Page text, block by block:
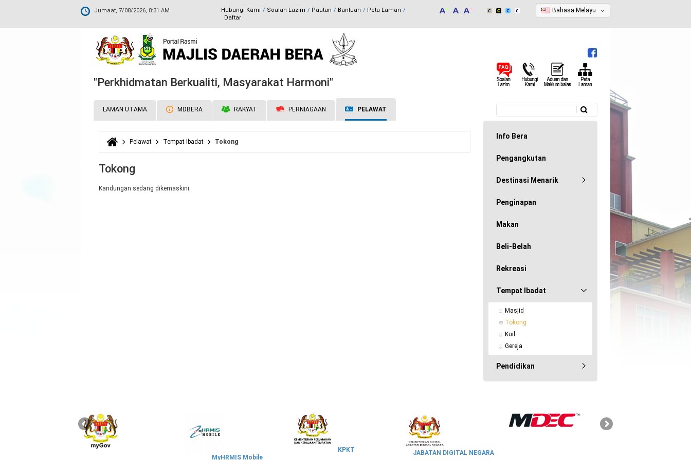
Jumaat, 7/08/2026, 8:31 AM Hubungi Kami Soalan Lazim Pautan Bantuan
Peta Laman
Daftar
Bahasa Melayu
"Perkhidmatan Berkualiti, Masyarakat Harmoni"
LAMAN UTAMA MDBERA RAKYAT PERNIAGAAN PELAWAT
Borang carian
Anda di sini
Pelawat Tempat Ibadat Tokong
Tokong
Kandungan sedang dikemaskini.
Info Bera
Pengangkutan
Destinasi Menarik
Penginapan
Makan
Beli-Belah
Rekreasi
Tempat Ibadat
Masjid
Tokong
Kuil
Gereja
Pendidikan
MyHRMIS Mobile
KPKT JABATAN DIGITAL NEGARA